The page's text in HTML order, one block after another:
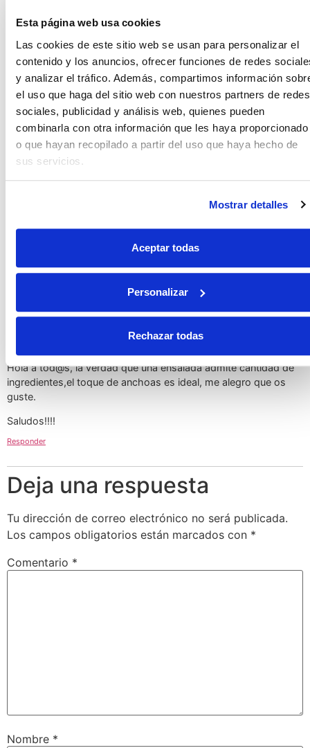
Esta página web usa cookies
Las cookies de este sitio web se usan para personalizar el
contenido y los anuncios, ofrecer funciones de redes
y analizar el tráfico. Además, compartimos información
el uso que haga del sitio web con nuestros partners de redes
sociales, publicidad y análisis web, quienes pueden
combinarla con otra información que les haya proporcionado
o que hayan recopilado a partir del uso que haya hecho de
sus servicios.
Mostrar detalles
Aceptar todas
Personalizar
Rechazar todas
antonio dice:
Me encanta la ensalada con anchoas!!
Voy a hacer esta receta, pero creo que en lugar de mando le
echaré alguna otra cosa…
Muy buena la receta, felicidades salvador y arima
Responder
14 agosto 2009 a las 9:02
Este plato es muy natural y está riquísimo!
Responder
Hola a tod@s, la verdad que una ensalada admite cantidad de
ingredientes,el toque de anchoas es ideal, me alegro que os
guste.
Saludos!!!!
Responder
Deja una respuesta
Tu dirección de correo electrónico no será publicada.
Los campos obligatorios están marcados con *
Comentario *
Nombre *